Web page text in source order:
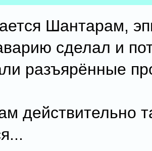
Шантарам,
сделал и
разъярённые
действительно